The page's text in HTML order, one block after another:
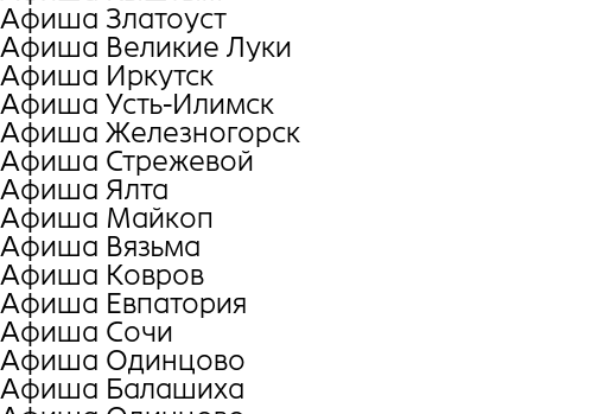
Афиша Златоуст
Афиша Великие Луки
Афиша Иркутск
Афиша Усть-Илимск
Афиша Железногорск
Афиша Стрежевой
Афиша Ялта
Афиша Майкоп
Афиша Вязьма
Афиша Ковров
Афиша Евпатория
Афиша Сочи
Афиша Одинцово
Афиша Балашиха